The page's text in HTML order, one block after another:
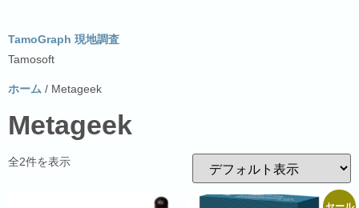
TamoGraph 現地調査
Tamosoft
ホーム / Metageek
Metageek
全2件を表示